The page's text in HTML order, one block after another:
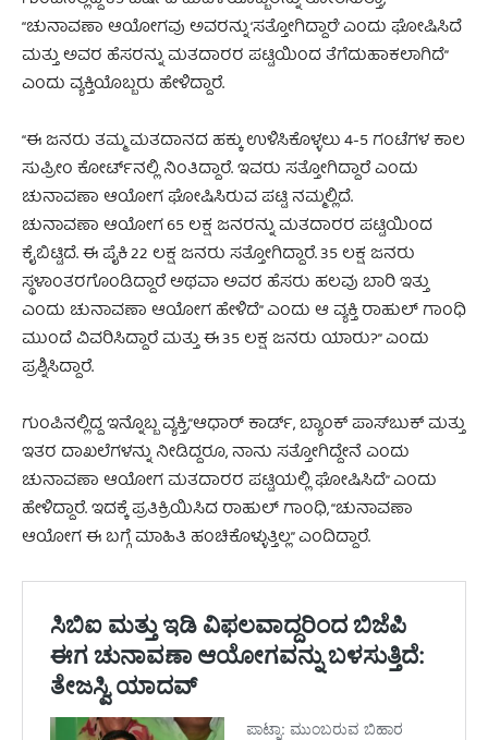
“ಚುನಾವಣಾ ಆಯೋಗವು ಅವರನ್ನು ‘ಸತ್ತೋಗಿದ್ದಾರೆ’ ಎಂದು ಘೋಷಿಸಿದೆ
ಮತ್ತು ಅವರ ಹೆಸರನ್ನು ಮತದಾರರ ಪಟ್ಟಿಯಿಂದ ತೆಗೆದುಹಾಕಲಾಗಿದೆ”
ಎಂದು ವ್ಯಕ್ತಿಯೊಬ್ಬರು ಹೇಳಿದ್ದಾರೆ.
“ಈ ಜನರು ತಮ್ಮ ಮತದಾನದ ಹಕ್ಕು ಉಳಿಸಿಕೊಳ್ಳಲು 4-5 ಗಂಟೆಗಳ ಕಾಲ
ಸುಪ್ರೀಂ ಕೋರ್ಟ್‌ನಲ್ಲಿ ನಿಂತಿದ್ದಾರೆ. ಇವರು ಸತ್ತೋಗಿದ್ದಾರೆ ಎಂದು
ಚುನಾವಣಾ ಆಯೋಗ ಘೋಷಿಸಿರುವ ಪಟ್ಟಿ ನಮ್ಮಲ್ಲಿದೆ.
ಚುನಾವಣಾ ಆಯೋಗ 65 ಲಕ್ಷ ಜನರನ್ನು ಮತದಾರರ ಪಟ್ಟಿಯಿಂದ
ಕೈಬಿಟ್ಟಿದೆ. ಈ ಪೈಕಿ 22 ಲಕ್ಷ ಜನರು ಸತ್ತೋಗಿದ್ದಾರೆ. 35 ಲಕ್ಷ ಜನರು
ಸ್ಥಳಾಂತರಗೊಂಡಿದ್ದಾರೆ ಅಥವಾ ಅವರ ಹೆಸರು ಹಲವು ಬಾರಿ ಇತ್ತು
ಎಂದು ಚುನಾವಣಾ ಆಯೋಗ ಹೇಳಿದೆ” ಎಂದು ಆ ವ್ಯಕ್ತಿ ರಾಹುಲ್ ಗಾಂಧಿ
ಮುಂದೆ ವಿವರಿಸಿದ್ದಾರೆ ಮತ್ತು ಈ 35 ಲಕ್ಷ ಜನರು ಯಾರು?” ಎಂದು
ಪ್ರಶ್ನಿಸಿದ್ದಾರೆ.
ಗುಂಪಿನಲ್ಲಿದ್ದ ಇನ್ನೊಬ್ಬ ವ್ಯಕ್ತಿ,”ಆಧಾರ್ ಕಾರ್ಡ್‌, ಬ್ಯಾಂಕ್ ಪಾಸ್‌ಬುಕ್ ಮತ್ತು
ಇತರ ದಾಖಲೆಗಳನ್ನು ನೀಡಿದ್ದರೂ, ನಾನು ಸತ್ತೋಗಿದ್ದೇನೆ ಎಂದು
ಚುನಾವಣಾ ಆಯೋಗ ಮತದಾರರ ಪಟ್ಟಿಯಲ್ಲಿ ಘೋಷಿಸಿದೆ” ಎಂದು
ಹೇಳಿದ್ದಾರೆ. ಇದಕ್ಕೆ ಪ್ರತಿಕ್ರಿಯಿಸಿದ ರಾಹುಲ್ ಗಾಂಧಿ, “ಚುನಾವಣಾ
ಆಯೋಗ ಈ ಬಗ್ಗೆ ಮಾಹಿತಿ ಹಂಚಿಕೊಳ್ಳುತ್ತಿಲ್ಲ” ಎಂದಿದ್ದಾರೆ.